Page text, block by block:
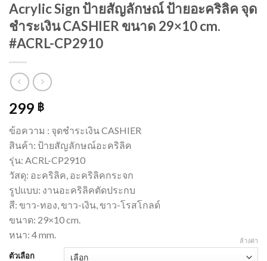
Acrylic Sign ป้ายสัญลักษณ์ ป้ายอะคริลิค จุด
ชำระเงิน CASHIER ขนาด 29×10 cm.
#ACRL-CP2910
299 ฿
ข้อความ : จุดชำระเงิน CASHIER
สินค้า: ป้ายสัญลักษณ์อะคริลิค
รุ่น: ACRL-CP2910
วัสดุ: อะคริลิค, อะคริลิคกระจก
รูปแบบ: งานอะคริลิคตัดประกบ
สี: ขาว-ทอง, ขาว-เงิน, ขาว-โรสโกลด์
ขนาด: 29×10 cm.
หนา: 4 mm.
ตัวเลือก
ล้างค่า